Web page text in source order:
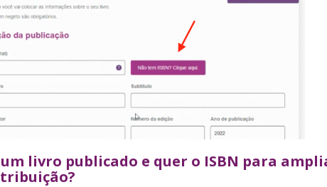
um livro publicado e quer o ISBN para